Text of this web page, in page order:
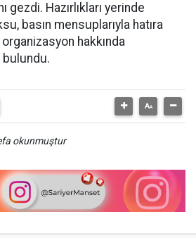
gezdi. Hazırlıkları yerinde
basın mensuplarıyla hatıra
hakkında
okunmuştur